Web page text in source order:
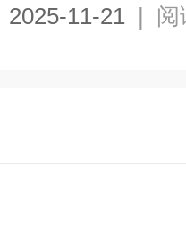
2025-11-21 | 阅